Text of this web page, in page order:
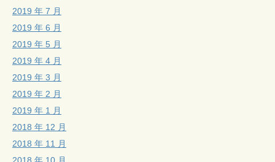
2019 年 7 月
2019 年 6 月
2019 年 5 月
2019 年 4 月
2019 年 3 月
2019 年 2 月
2019 年 1 月
2018 年 12 月
2018 年 11 月